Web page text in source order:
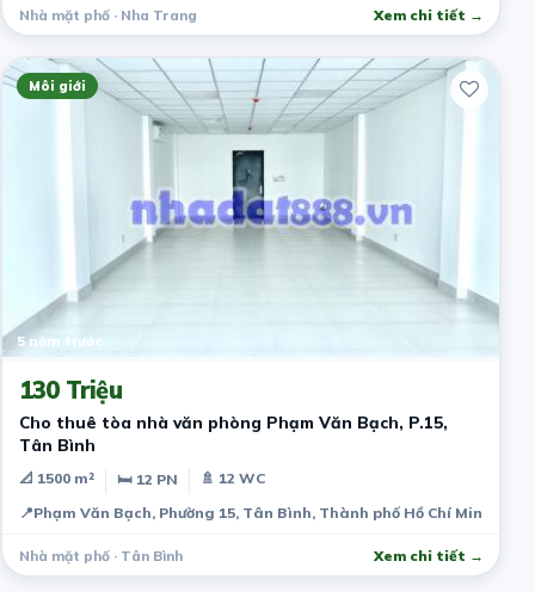
Nhà mặt phố · Nha Trang Xem chi tiết →
Môi giới
5 năm trước
130 Triệu
Cho thuê tòa nhà văn phòng Phạm Văn Bạch, P.15,
Tân Bình
📐 1500 m² 🛏 12 PN
🚿 12 WC
📍Phạm Văn Bạch, Phường 15, Tân Bình, Thành phố Hồ Chí Minh,
Nhà mặt phố · Tân Bình Xem chi tiết →